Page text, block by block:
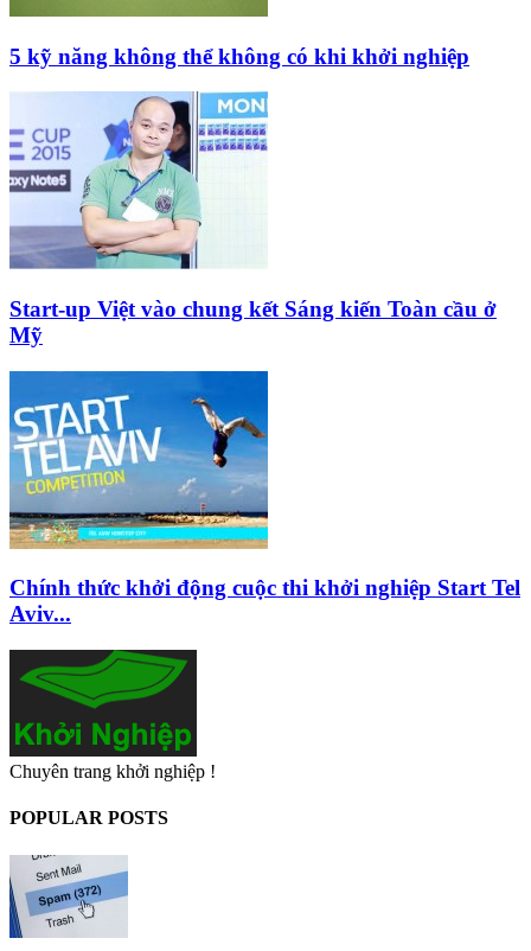
5 kỹ năng không thể không có khi khởi nghiệp
Start-up Việt vào chung kết Sáng kiến Toàn cầu ở
Mỹ
Chính thức khởi động cuộc thi khởi nghiệp Start Tel
Aviv...
Chuyên trang khởi nghiệp !
POPULAR POSTS